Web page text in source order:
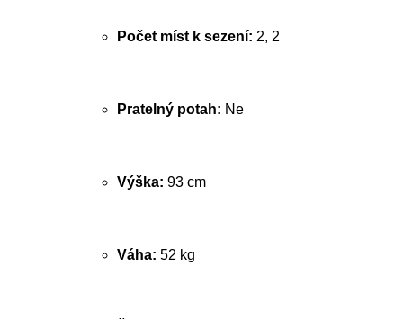
Počet míst k sezení: 2, 2
Pratelný potah: Ne
Výška: 93 cm
Váha: 52 kg